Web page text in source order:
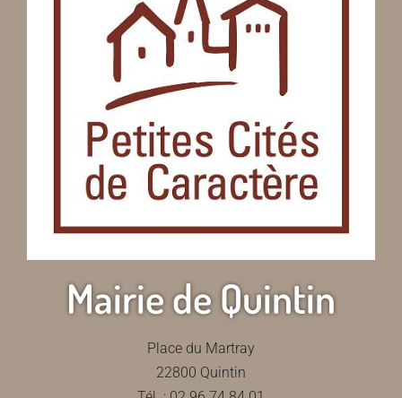
Mairie de Quintin
Place du Martray
22800 Quintin